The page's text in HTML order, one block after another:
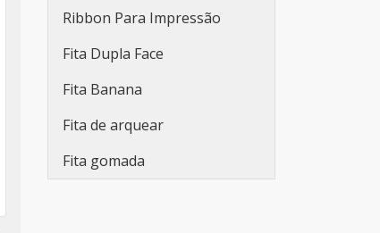
Equipamentos
Plaqueta para Painel Elétrico
Plaqueta Acrílico para Painel
Plaquinha Acrílico para Painel
Elétrico
Ribbon Para Impressão
Fita Dupla Face
Fita Banana
Fita de arquear
Fita gomada